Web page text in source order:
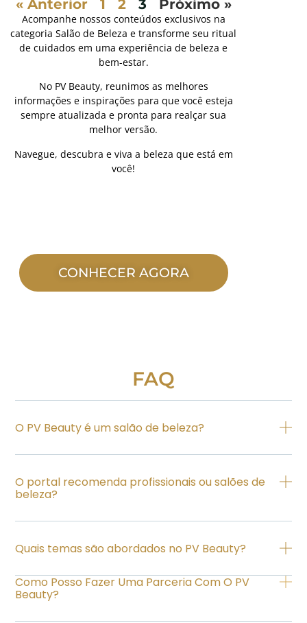
« Anterior 1 2 3 Próximo »
Acompanhe nossos conteúdos exclusivos na
categoria Salão de Beleza e transforme seu ritual
de cuidados em uma experiência de beleza e
bem-estar.
No PV Beauty, reunimos as melhores
informações e inspirações para que você esteja
sempre atualizada e pronta para realçar sua
melhor versão.
Navegue, descubra e viva a beleza que está em
você!
CONHECER AGORA
FAQ
O PV Beauty é um salão de beleza?
O portal recomenda profissionais ou salões de
beleza?
Quais temas são abordados no PV Beauty?
Como Posso Fazer Uma Parceria Com O PV
Beauty?